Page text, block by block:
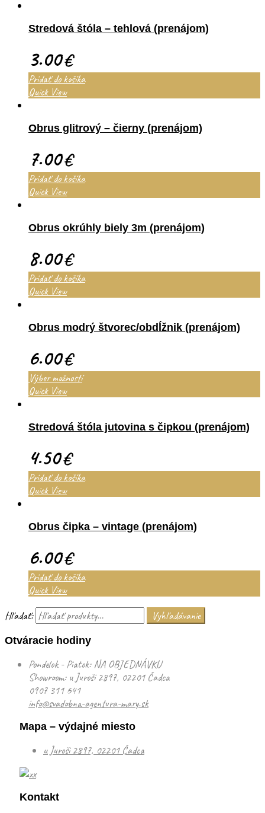
Stredová štóla – tehlová (prenájom)
3.00€
Pridať do košíka
Quick View
Obrus glitrový – čierny (prenájom)
7.00€
Pridať do košíka
Quick View
Obrus okrúhly biely 3m (prenájom)
8.00€
Pridať do košíka
Quick View
Obrus modrý štvorec/obdĺžnik (prenájom)
6.00€
Výber možností
Quick View
Stredová štóla jutovina s čipkou (prenájom)
4.50€
Pridať do košíka
Quick View
Obrus čipka – vintage (prenájom)
6.00€
Pridať do košíka
Quick View
Hľadať:
Vyhľadávanie
Otváracie hodiny
Pondelok - Piatok: NA OBJEDNÁVKU
Showroom: u Juroši 2897, 02201 Čadca
0907 311 641
info@svadobna-agentura-mary.sk
Mapa – výdajné miesto
u Juroši 2897, 02201 Čadca
Kontakt